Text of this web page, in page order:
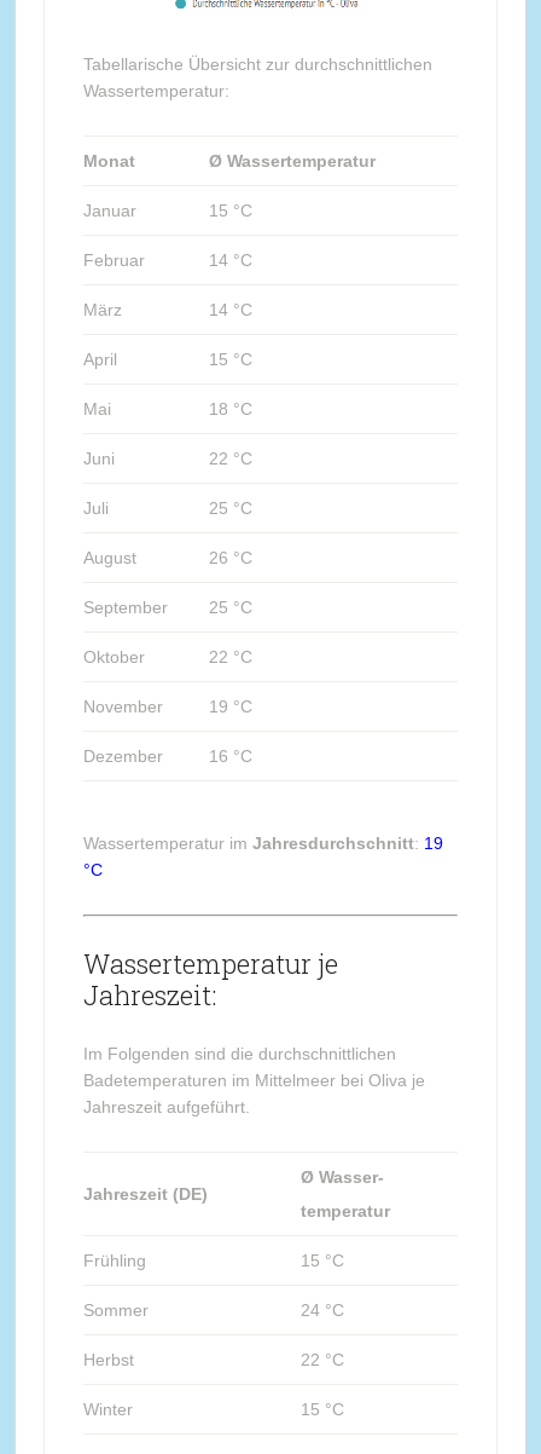
Tabellarische Übersicht zur durchschnittlichen
Wassertemperatur:
Monat Ø Wassertemperatur
Januar 15 °C
Februar 14 °C
März 14 °C
April 15 °C
Mai 18 °C
Juni 22 °C
Juli 25 °C
August 26 °C
September 25 °C
Oktober 22 °C
November 19 °C
Dezember 16 °C
Wassertemperatur im Jahresdurchschnitt: 19
°C
Wassertemperatur je
Jahreszeit:
Im Folgenden sind die durchschnittlichen
Badetemperaturen im Mittelmeer bei Oliva je
Jahreszeit aufgeführt.
Jahreszeit (DE)
Ø Wasser-
temperatur
Frühling 15 °C
Sommer 24 °C
Herbst 22 °C
Winter 15 °C